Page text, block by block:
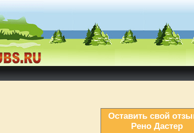
Оставить свой
Рено Дастер